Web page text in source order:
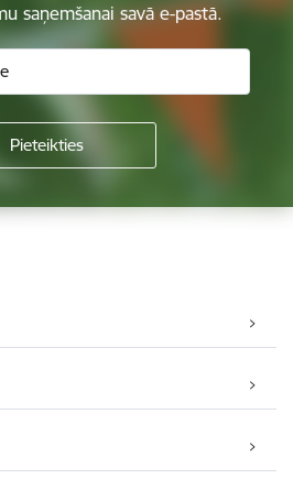
saņemšanai savā e-pastā.